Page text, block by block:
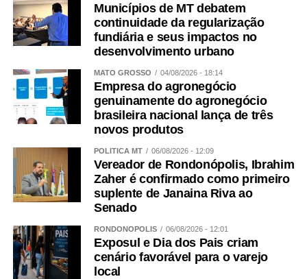
Municípios de MT debatem
continuidade da regularização
fundiária e seus impactos no
desenvolvimento urbano
MATO GROSSO 04/08/2026 - 18:14
Empresa do agronegócio
genuinamente do agronegócio
brasileira nacional lança de três
novos produtos
POLÍTICA MT 06/08/2026 - 12:09
Vereador de Rondonópolis, Ibrahim
Zaher é confirmado como primeiro
suplente de Janaina Riva ao
Senado
RONDONÓPOLIS 06/08/2026 - 12:01
Exposul e Dia dos Pais criam
cenário favorável para o varejo
local